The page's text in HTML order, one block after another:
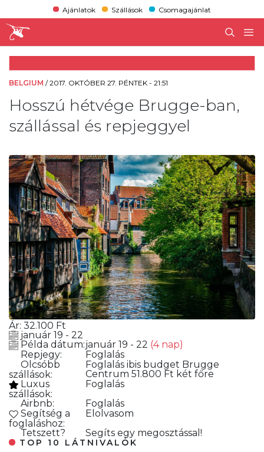
Ajánlatok Szállások Csomagajánlat
BELGIUM /2017. OKTÓBER 27. PÉNTEK - 21:51
Hosszú hétvége Brugge-ban,
szállással és repjeggyel
Ár: 32.100 Ft
január 19 - 22
Példa dátum:január 19 - 22 (4 nap)
Repjegy:
Foglalás
Olcsóbb
szállások:
Foglalás ibis budget Brugge
Centrum 51.800 Ft két főre
Luxus
szállások:
Foglalás
Airbnb:
Foglalás
Segítség a
foglaláshoz:
Elolvasom
Tetszett?
Segíts egy megosztással!
TOP 10 LÁTNIVALÓK